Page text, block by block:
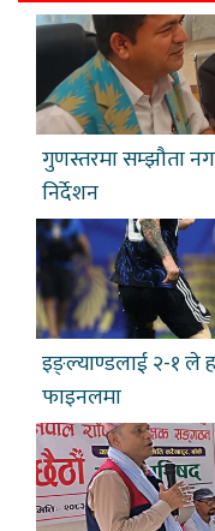
गुणस्तरमा सम्झौता
निर्देशन
इङ्ल्याण्डलाई २-१ ले
फाइनलमा